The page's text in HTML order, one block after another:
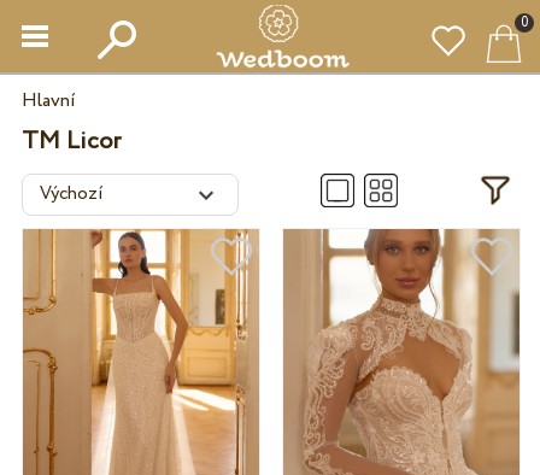
0
Hlavní
TM Licor